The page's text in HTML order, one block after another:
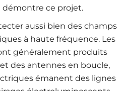
démontre ce projet.
aussi bien des champs
à haute fréquence. Les
généralement produits
des antennes en boucle,
émanent des lignes